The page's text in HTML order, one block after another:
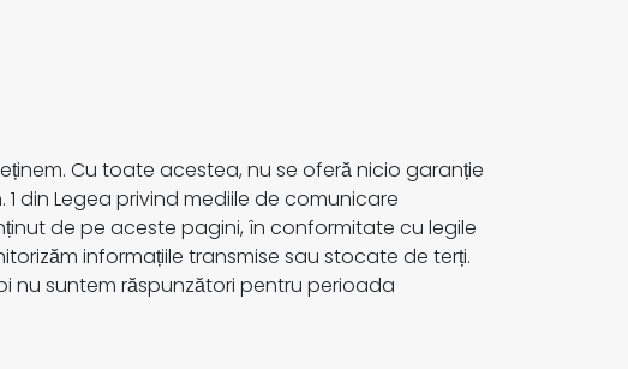
Cu toate acestea, nu se oferă nicio garanție
din Legea privind mediile de comunicare
de pe aceste pagini, în conformitate cu legile
informațiile transmise sau stocate de terți.
nu suntem răspunzători pentru perioada